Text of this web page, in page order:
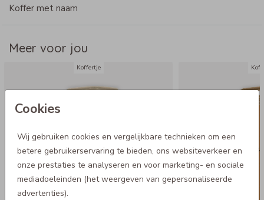
Cookies
Wij gebruiken cookies en vergelijkbare technieken om een
betere gebruikerservaring te bieden, ons websiteverkeer en
onze prestaties te analyseren en voor marketing- en sociale
mediadoeleinden (het weergeven van gepersonaliseerde
advertenties).
- Verstevigde zijkanten en handige dopjes aan de
Koffer met naam
Meer voor jou
Koffertje